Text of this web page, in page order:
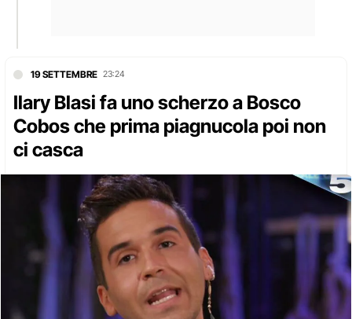
19 SETTEMBRE 23:24
Ilary Blasi fa uno scherzo a Bosco
Cobos che prima piagnucola poi non
ci casca